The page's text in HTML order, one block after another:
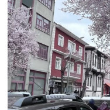
Dünya Haberleri
Yerel Haberler
Haber Arşivi